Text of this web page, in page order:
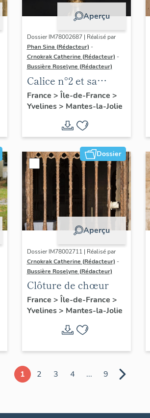
Aperçu
Dossier IM78002687 | Réalisé par
Phan Sina (Rédacteur) -
Crnokrak Catherine (Rédacteur) -
Bussière Roselyne (Rédacteur)
Calice n°2 et sa
patène
France > Île-de-France >
Yvelines> Mantes-la-Jolie
Dossier
Aperçu
Dossier IM78002711 | Réalisé par
Crnokrak Catherine (Rédacteur) -
Bussière Roselyne (Rédacteur)
Clôture de chœur
France > Île-de-France >
Yvelines> Mantes-la-Jolie
1 2 3 4 ... 9